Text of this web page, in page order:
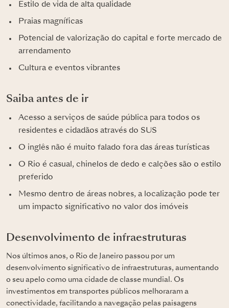
Estilo de vida de alta qualidade
Praias magníficas
Potencial de valorização do capital e forte mercado de
arrendamento
Cultura e eventos vibrantes
Saiba antes de ir
Acesso a serviços de saúde pública para todos os
residentes e cidadãos através do SUS
O inglês não é muito falado fora das áreas turísticas
O Rio é casual, chinelos de dedo e calções são o estilo
preferido
Mesmo dentro de áreas nobres, a localização pode ter
um impacto significativo no valor dos imóveis
Desenvolvimento de infraestruturas
Nos últimos anos, o Rio de Janeiro passou por um
desenvolvimento significativo de infraestruturas, aumentando
o seu apelo como uma cidade de classe mundial. Os
investimentos em transportes públicos melhoraram a
conectividade, facilitando a navegação pelas paisagens